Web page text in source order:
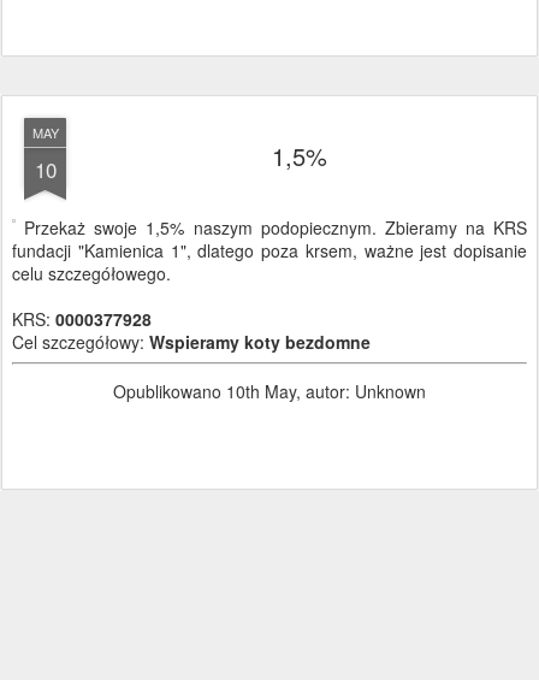
MAY
10 1,5%
Przekaż swoje 1,5% naszym podopiecznym. Zbieramy na KRS
fundacji "Kamienica 1", dlatego poza krsem, ważne jest dopisanie
celu szczegółowego.
KRS: 0000377928
Cel szczegółowy: Wspieramy koty bezdomne
Opublikowano 10th May, autor: Unknown